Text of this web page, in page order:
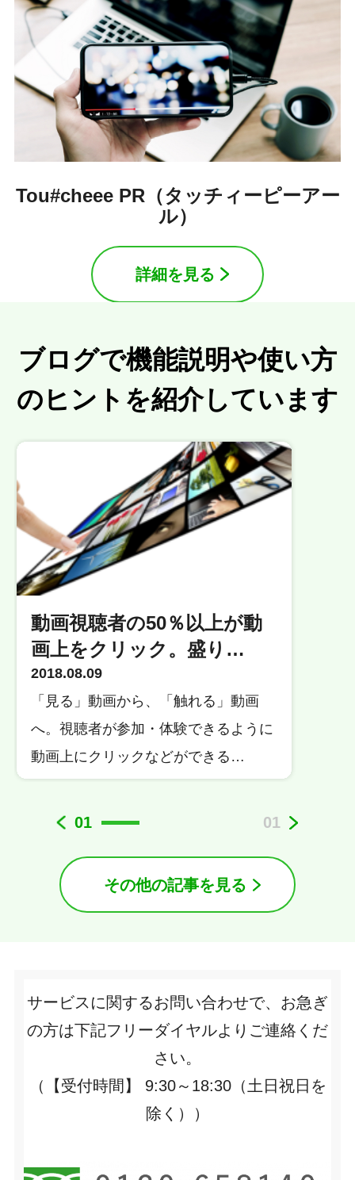
Tou#cheee PR（タッチィーピーアー
ル）
詳細を見る
ブログで機能説明や使い方
のヒントを紹介しています
動画視聴者の50％以上が動
画上をクリック。盛り…
2018.08.09
「見る」動画から、「触れる」動画
へ。視聴者が参加・体験できるように
動画上にクリックなどができる…
01 01
その他の記事を見る
サービスに関するお問い合わせで、お急ぎ
の方は下記フリーダイヤルよりご連絡くだ
さい。
（【受付時間】 9:30～18:30（土日祝日を
除く））